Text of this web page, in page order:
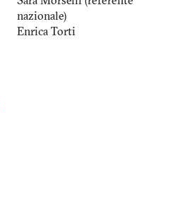
nazionale)
Enrica Torti